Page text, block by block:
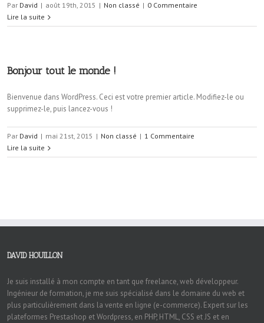
Par David | août 19th, 2015 | Non classé | 0 Commentaire
Lire la suite
Bonjour tout le monde !
Bienvenue dans WordPress. Ceci est votre premier article. Modifiez-le ou
supprimez-le, puis lancez-vous !
Par David | mai 21st, 2015 | Non classé | 1 Commentaire
Lire la suite
DAVID HOUILLON
Je suis installé à mon compte en tant que freelance, web développeur.
Ingénieur de formation, je me suis spécialisé dans le domaine du web et
plus particulièrement dans la vente en ligne (e-commerce). Expert sur les
plateformes Prestashop et Wordpress, en PHP, HTML, CSS et JS et en